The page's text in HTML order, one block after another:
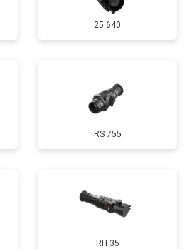
25 640
RS 755
RH 35